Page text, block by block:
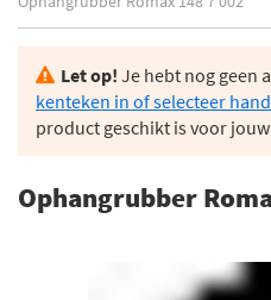
Let op! Je hebt nog geen
kenteken in of selecteer
product geschikt is voor
Ophangrubber